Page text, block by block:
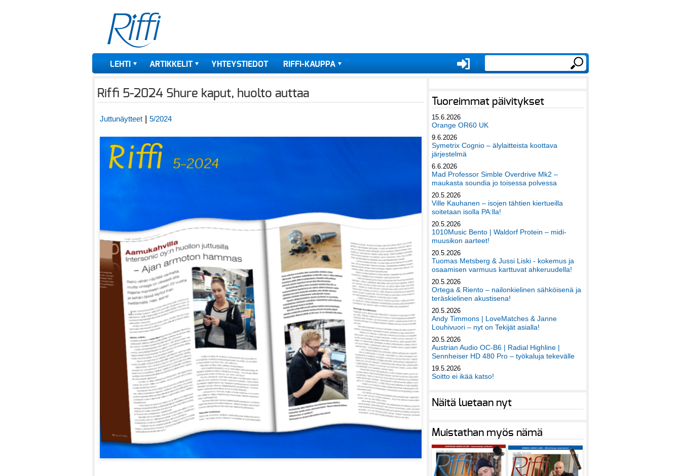
LEHTI ARTIKKELIT YHTEYSTIEDOT RIFFI-KAUPPA
Riffi 5-2024 Shure kaput, huolto auttaa
Juttunäytteet | 5/2024
Tuoreimmat päivitykset
15.6.2026
Orange OR60 UK
9.6.2026
Symetrix Cognio – älylaitteista koottava
järjestelmä
6.6.2026
Mad Professor Simble Overdrive Mk2 –
maukasta soundia jo toisessa polvessa
20.5.2026
Ville Kauhanen – isojen tähtien kiertueilla
soitetaan isolla PA:lla!
20.5.2026
1010Music Bento | Waldorf Protein – midi-
muusikon aarteet!
20.5.2026
Tuomas Metsberg & Jussi Liski - kokemus ja
osaamisen varmuus karttuvat ahkeruudella!
20.5.2026
Ortega & Riento – nailonkielinen sähköisenä ja
teräskielinen akustisena!
20.5.2026
Andy Timmons | LoveMatches & Janne
Louhivuori – nyt on Tekijät asialla!
20.5.2026
Austrian Audio OC-B6 | Radial Highline |
Sennheiser HD 480 Pro – työkaluja tekevälle
19.5.2026
Soitto ei ikää katso!
Näitä luetaan nyt
Muistathan myös nämä